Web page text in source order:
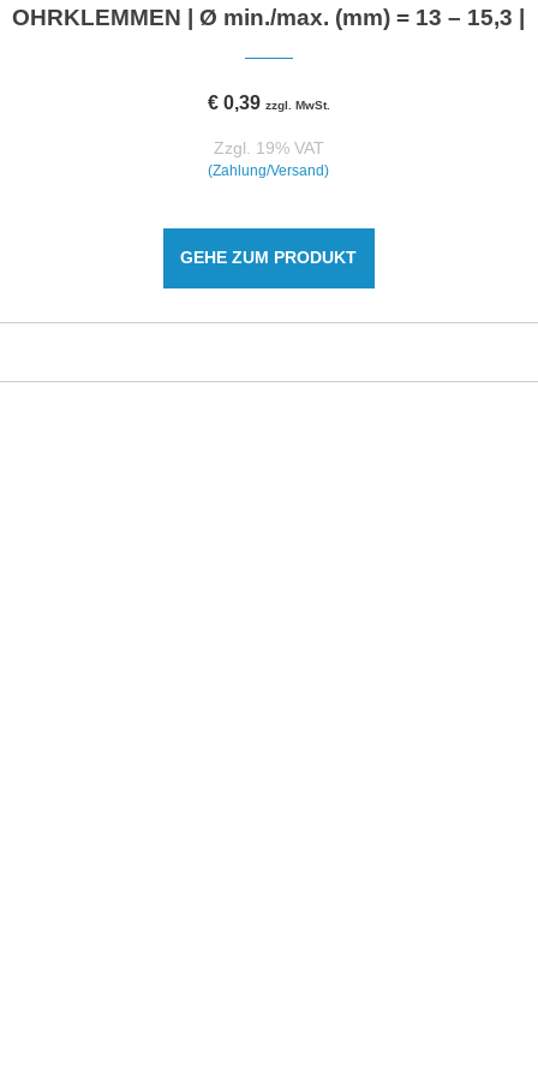
OHRKLEMMEN | Ø min./max. (mm) = 13 – 15,3 |
€0,39 zzgl. MwSt.
Zzgl. 19% VAT
(Zahlung/Versand)
GEHE ZUM PRODUKT